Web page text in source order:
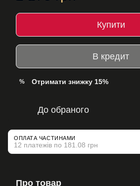
Купити
В кредит
% Отримати знижку 15%
До обраного
ОПЛАТА ЧАСТИНАМИ
12 платежів по 181.08 грн
Про товар